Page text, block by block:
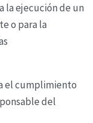
la ejecución de un
o para la
el cumplimiento
del